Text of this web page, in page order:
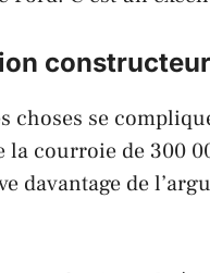
choses se
la courroie de 300
davantage de